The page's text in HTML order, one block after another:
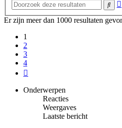
Zoek
Er zijn meer dan 1000 resultaten
1
2
3
4
Onderwerpen
Reacties
Weergaves
Laatste bericht